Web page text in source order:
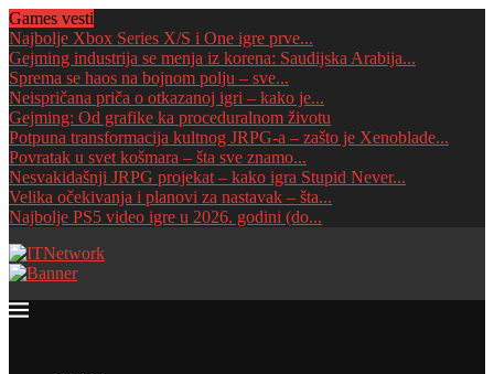
Games vesti
Najbolje Xbox Series X/S i One igre prve...
Gejming industrija se menja iz korena: Saudijska Arabija...
Sprema se haos na bojnom polju – sve...
Neispričana priča o otkazanoj igri – kako je...
Gejming: Od grafike ka proceduralnom životu
Potpuna transformacija kultnog JRPG-a – zašto je Xenoblade...
Povratak u svet košmara – šta sve znamo...
Nesvakidašnji JRPG projekat – kako igra Stupid Never...
Velika očekivanja i planovi za nastavak – šta...
Najbolje PS5 video igre u 2026. godini (do...